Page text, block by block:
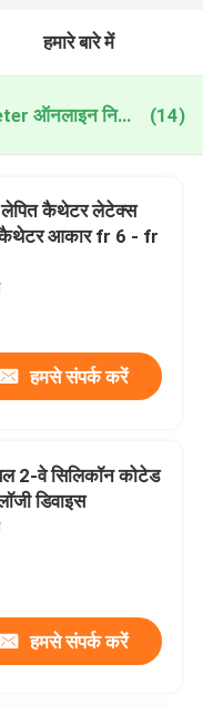
हमारे बारे में
2 way silicone coated catheter ऑनलाइन निर्माण (14)
लेपित कैथेटर लेटेक्स
कैथेटर आकार fr 6 - fr
हमसे संपर्क करें
2-वे सिलिकॉन कोटेड
डिवाइस
हमसे संपर्क करें